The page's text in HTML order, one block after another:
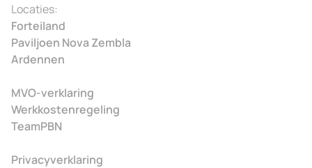
Locaties:
Forteiland
Paviljoen Nova Zembla
Ardennen
MVO-verklaring
Werkkostenregeling
TeamPBN
Privacyverklaring